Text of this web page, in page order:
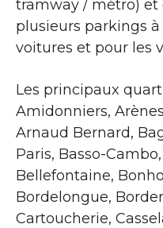
tramway / métro) et
plusieurs parkings
voitures et pour les
Les principaux
Amidonniers,
Arnaud Bernard,
Paris, Basso-
Bellefontaine,
Bordelongue,
Cartoucherie,